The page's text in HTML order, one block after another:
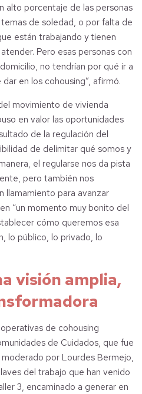
alto porcentaje de las personas
de soledad, o por falta de
están trabajando y tienen
Pero esas personas con
no tendrían por qué ir a
en los cohousing”, afirmó.
movimiento de vivienda
en valor las oportunidades
de la regulación del
de delimitar qué somos y
el regularse nos da pista
pero también nos
llamamiento para avanzar
“un momento muy bonito del
cómo queremos esa
lo público, lo privado, lo
visión amplia,
de cohousing
de Cuidados, que fue
por Lourdes Bermejo,
del trabajo que han venido
3, encaminado a generar en